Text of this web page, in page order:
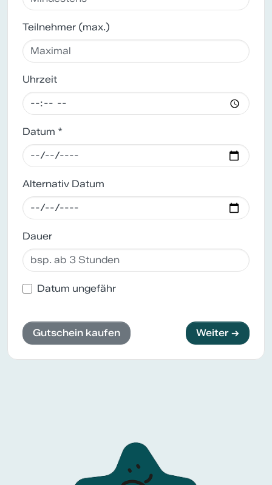
Teilnehmer (max.)
Uhrzeit
Datum *
Alternativ Datum
Dauer
Datum ungefähr
Gutschein kaufen Weiter →